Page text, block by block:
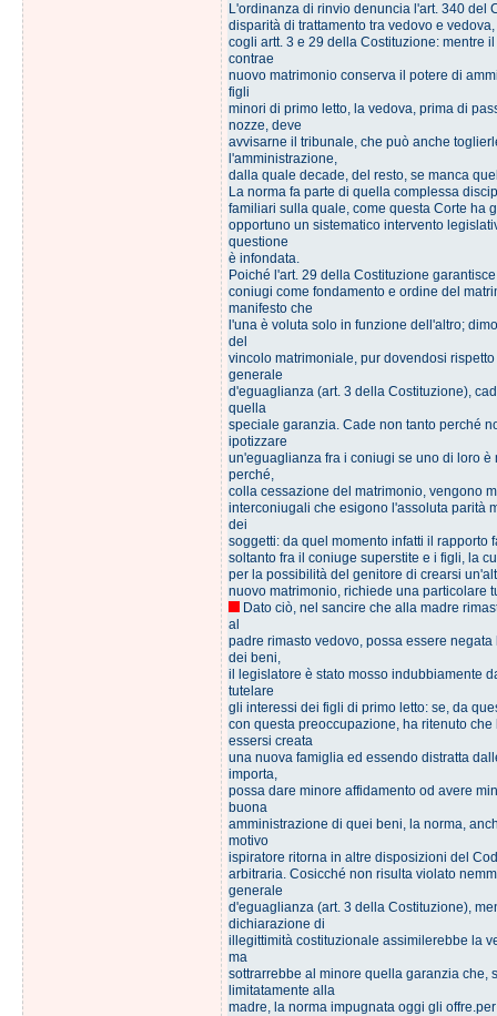
L'ordinanza di rinvio denuncia l'art. 340 del
disparità di trattamento tra vedovo e
cogli artt. 3 e 29 della Costituzione: mentre
contrae
nuovo matrimonio conserva il potere di
figli
minori di primo letto, la vedova, prima di
nozze, deve
avvisarne il tribunale, che può anche
l'amministrazione,
dalla quale decade, del resto, se manca
La norma fa parte di quella complessa
familiari sulla quale, come questa Corte ha
opportuno un sistematico intervento
questione
è infondata.
Poiché l'art. 29 della Costituzione
coniugi come fondamento e ordine del
manifesto che
l'una è voluta solo in funzione dell'altro;
del
vincolo matrimoniale, pur dovendosi
generale
d'eguaglianza (art. 3 della Costituzione),
quella
speciale garanzia. Cade non tanto perché
ipotizzare
un'eguaglianza fra i coniugi se uno di loro è
perché,
colla cessazione del matrimonio, vengono
interconiugali che esigono l'assoluta parità
dei
soggetti: da quel momento infatti il rapporto
soltanto fra il coniuge superstite e i figli, la
per la possibilità del genitore di crearsi
nuovo matrimonio, richiede una particolare
Dato ciò, nel sancire che alla madre
al
padre rimasto vedovo, possa essere
dei beni,
il legislatore è stato mosso indubbiamente
tutelare
gli interessi dei figli di primo letto: se, da
con questa preoccupazione, ha ritenuto che
essersi creata
una nuova famiglia ed essendo distratta
importa,
possa dare minore affidamento od avere
buona
amministrazione di quei beni, la norma,
motivo
ispiratore ritorna in altre disposizioni del
arbitraria. Cosicché non risulta violato
generale
d'eguaglianza (art. 3 della Costituzione),
dichiarazione di
illegittimità costituzionale assimilerebbe la
ma
sottrarrebbe al minore quella garanzia che,
limitatamente alla
madre, la norma impugnata oggi gli